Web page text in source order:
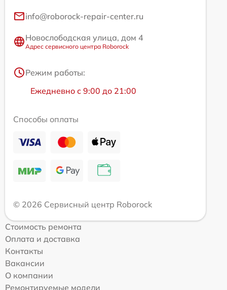
info@roborock-repair-center.ru
Новослободская улица, дом 4
Адрес сервисного центра Roborock
Режим работы:
Ежедневно с 9:00 до 21:00
Способы оплаты
© 2026 Сервисный центр Roborock
Стоимость ремонта
Оплата и доставка
Контакты
Вакансии
О компании
Ремонтируемые модели